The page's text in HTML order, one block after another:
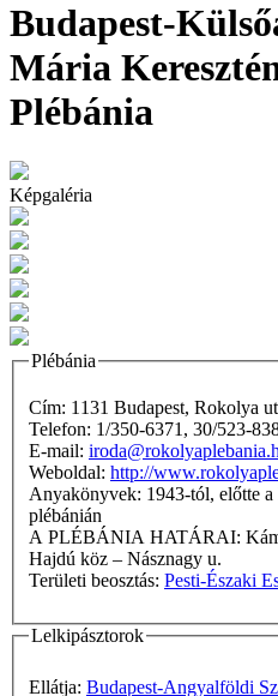
Budapest-
Mária
Plébánia
Képgaléria
Plébánia
Cím: 1131 Budapest, Rokolya
Telefon: 1/350-6371, 30/523-
E-mail:
Weboldal: http://
Anyakönyvek: 1943-tól, előtte a Bp.-Angyalföldi Szent László
plébánián
A PLÉBÁNIA HATÁRAI: Kámfor u.– Tatai u.– Tahi u.–
Hajdú köz – Násznagy u.
Területi beosztás: Pesti-Északi
Lelkipásztorok
Ellátja: Budapest-Angyalföldi